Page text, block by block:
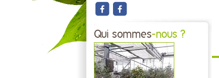
Qui sommes-nous ?